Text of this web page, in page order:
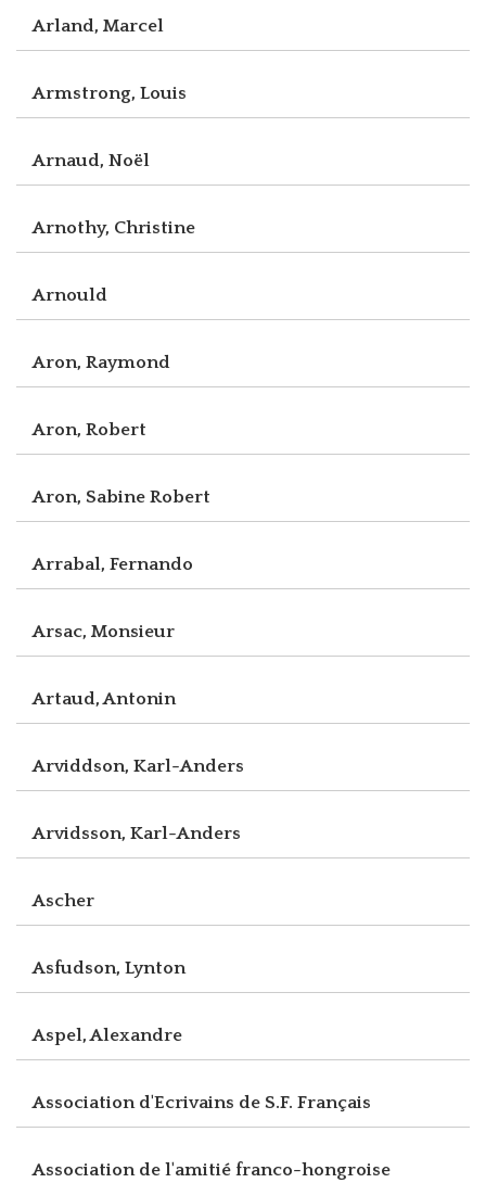
Arland, Marcel
Armstrong, Louis
Arnaud, Noël
Arnothy, Christine
Arnould
Aron, Raymond
Aron, Robert
Aron, Sabine Robert
Arrabal, Fernando
Arsac, Monsieur
Artaud, Antonin
Arviddson, Karl-Anders
Arvidsson, Karl-Anders
Ascher
Asfudson, Lynton
Aspel, Alexandre
Association d'Ecrivains de S.F. Français
Association de l'amitié franco-hongroise